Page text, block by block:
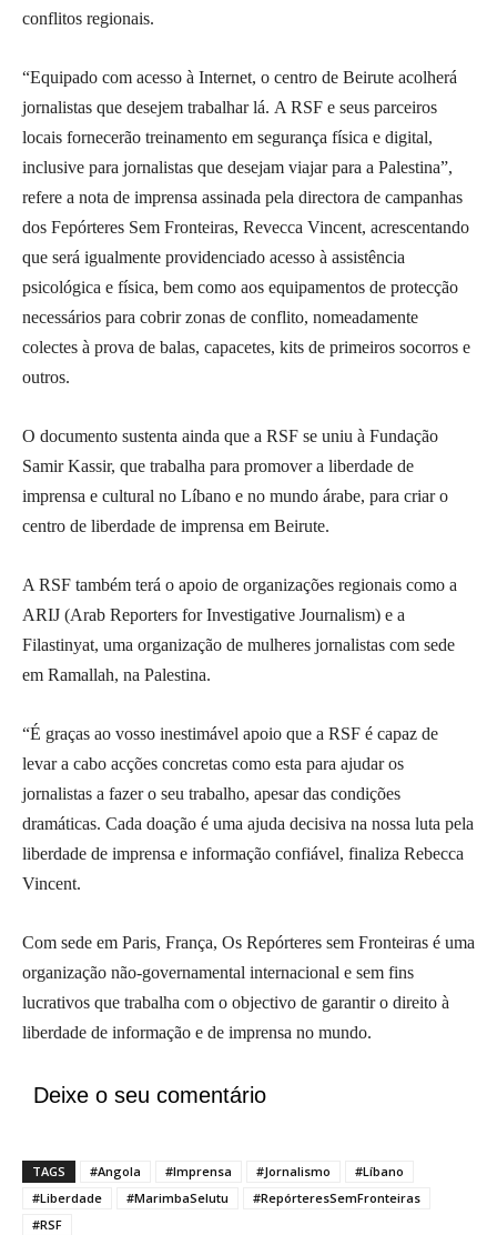
conflitos regionais.
“Equipado com acesso à Internet, o centro de Beirute acolherá
jornalistas que desejem trabalhar lá. A RSF e seus parceiros
locais fornecerão treinamento em segurança física e digital,
inclusive para jornalistas que desejam viajar para a Palestina”,
refere a nota de imprensa assinada pela directora de campanhas
dos Fepórteres Sem Fronteiras, Revecca Vincent, acrescentando
que será igualmente providenciado acesso à assistência
psicológica e física, bem como aos equipamentos de protecção
necessários para cobrir zonas de conflito, nomeadamente
colectes à prova de balas, capacetes, kits de primeiros socorros e
outros.
O documento sustenta ainda que a RSF se uniu à Fundação
Samir Kassir, que trabalha para promover a liberdade de
imprensa e cultural no Líbano e no mundo árabe, para criar o
centro de liberdade de imprensa em Beirute.
A RSF também terá o apoio de organizações regionais como a
ARIJ (Arab Reporters for Investigative Journalism) e a
Filastinyat, uma organização de mulheres jornalistas com sede
em Ramallah, na Palestina.
“É graças ao vosso inestimável apoio que a RSF é capaz de
levar a cabo acções concretas como esta para ajudar os
jornalistas a fazer o seu trabalho, apesar das condições
dramáticas. Cada doação é uma ajuda decisiva na nossa luta pela
liberdade de imprensa e informação confiável, finaliza Rebecca
Vincent.
Com sede em Paris, França, Os Repórteres sem Fronteiras é uma
organização não-governamental internacional e sem fins
lucrativos que trabalha com o objectivo de garantir o direito à
liberdade de informação e de imprensa no mundo.
Deixe o seu comentário
TAGS #Angola #Imprensa #Jornalismo
#Líbano
#Liberdade
#MarimbaSelutu
#RepórteresSemFronteiras
#RSF